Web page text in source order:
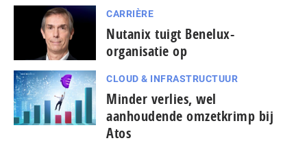
CARRIÈRE
Nutanix tuigt Benelux-
organisatie op
CLOUD & INFRASTRUCTUUR
Minder verlies, wel
aanhoudende omzetkrimp bij
Atos